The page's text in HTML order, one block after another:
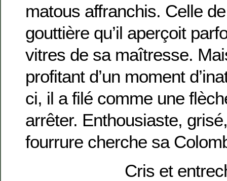
matous affranchis. Celle
gouttière qu’il aperçoit
vitres de sa maîtresse.
profitant d’un moment
ci, il a filé comme une
arrêter. Enthousiaste,
fourrure cherche sa
Cris et